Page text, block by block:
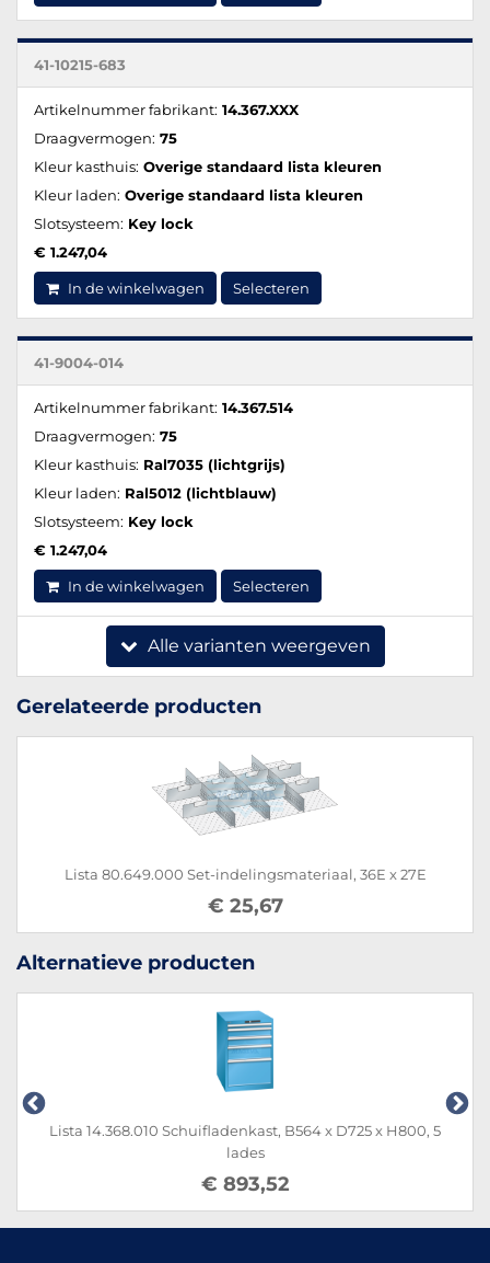
41-10215-683
Artikelnummer fabrikant: 14.367.XXX
Draagvermogen: 75
Kleur kasthuis: Overige standaard lista kleuren
Kleur laden: Overige standaard lista kleuren
Slotsysteem: Key lock
€ 1.247,04
In de winkelwagen Selecteren
41-9004-014
Artikelnummer fabrikant: 14.367.514
Draagvermogen: 75
Kleur kasthuis: Ral7035 (lichtgrijs)
Kleur laden: Ral5012 (lichtblauw)
Slotsysteem: Key lock
€ 1.247,04
In de winkelwagen Selecteren
Alle varianten weergeven
Gerelateerde producten
Lista 80.649.000 Set-indelingsmateriaal, 36E x 27E
€ 25,67
Alternatieve producten
Lista 14.368.010 Schuifladenkast, B564 x D725 x H800, 5
lades
€ 893,52